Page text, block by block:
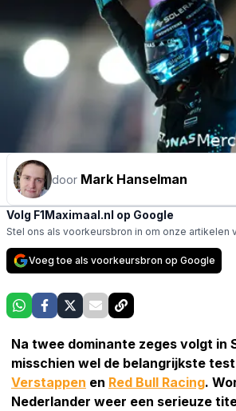
door Mark Hanselman
Volg F1Maximaal.nl op Google
Stel ons als voorkeursbron in om onze artikelen
Voeg toe als voorkeursbron op Google
Na twee dominante zeges volgt in
misschien wel de belangrijkste
Verstappen en Red Bull Racing.
Nederlander weer een serieuze